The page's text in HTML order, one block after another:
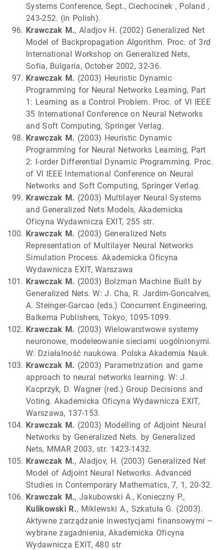
Systems Conference, Sept., Ciechocinek , Poland ,
243-252. (in Polish).
Krawczak M., Aladjov H. (2002) Generalized Net
Model of Backpropagation Algorithm. Proc. of 3rd
International Workshop on Generalized Nets,
Sofia, Bulgaria, October 2002, 32-36.
Krawczak M. (2003) Heuristic Dynamic
Programming for Neural Networks Learning, Part
1: Learning as a Control Problem. Proc. of VI IEEE
35 International Conference on Neural Networks
and Soft Computing, Springer Verlag.
Krawczak M. (2003) Heuristic Dynamic
Programming for Neural Networks Learning, Part
2: I-order Differential Dynamic Programming. Proc.
of VI IEEE International Conference on Neural
Networks and Soft Computing, Springer Verlag.
Krawczak M. (2003) Multilayer Neural Systems
and Generalized Nets Models, Akademicka
Oficyna Wydawnicza EXIT, 255 str.
Krawczak M. (2003) Generalized Nets
Representation of Multilayer Neural Networks
Simulation Process. Akademicka Oficyna
Wydawnicza EXIT, Warszawa
Krawczak M. (2003) Bolzman Machine Built by
Generalized Nets. W: J. Cha, R. Jardim-Goncalves,
A. Steinger-Garcao (eds.) Concurrent Engineering,
Balkema Publishers, Tokyo, 1095-1099.
Krawczak M. (2003) Wielowarstwowe systemy
neuronowe, modeleowanie sieciami uogólnionymi.
W: Działalność naukowa. Polska Akademia Nauk.
Krawczak M. (2003) Parametrization and game
approach to neural networks learning. W: J.
Kacprzyk, D. Wagner (red.) Group Decisions and
Voting. Akademicka Oficyna Wydawnicza EXIT,
Warszawa, 137-153.
Krawczak M. (2003) Modelling of Adjoint Neural
Networks by Generalized Nets. by Generalized
Nets, MMAR 2003, str. 1423-1432.
Krawczak M., Aladjov, H. (2003) Generalized Net
Model of Adjoint Neural Networks. Advanced
Studies in Contemporary Mathematics, 7, 1, 20-32.
Krawczak M., Jakubowski A., Konieczny P.,
Kulikowski R., Miklewski A., Szkatuła G. (2003).
Aktywne zarządzanie inwestycjami finansowymi –
wybrane zagadnienia, Akademicka Oficyna
Wydawnicza EXIT, 480 str